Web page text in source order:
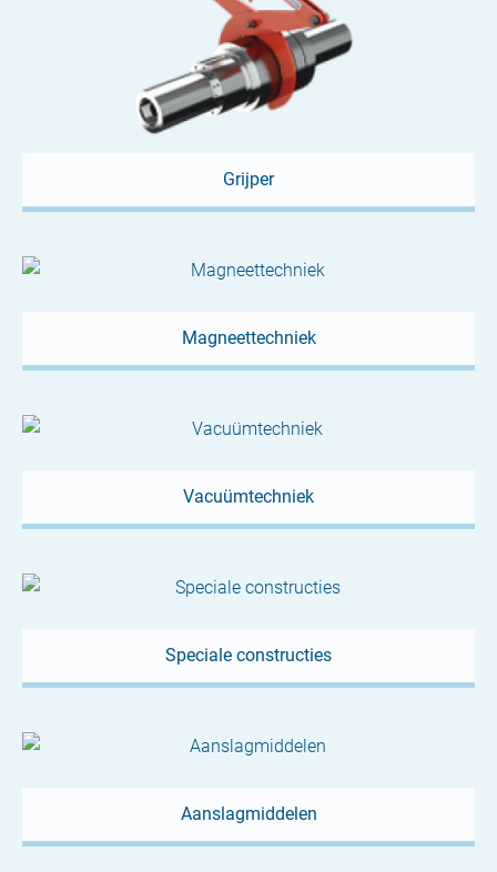
Forum Carrière Start 2024
Op 15 en 16 maart 2020 nam BETA deel aan de
opleidingsbeurs "Forum Berufsstart". 80 bedrijven...
Grijper
Magneettechniek
Vacuümtechniek
Speciale constructies
Aanslagmiddelen